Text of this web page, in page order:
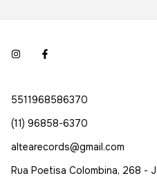
5511968586370
(11) 96858-6370
altearecords@gmail.com
Rua Poetisa Colombina, 268 -